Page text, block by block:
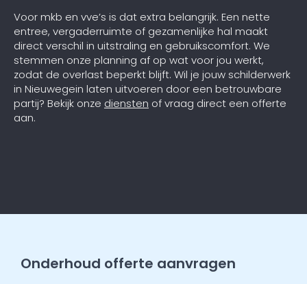
Voor mkb en vve’s is dat extra belangrijk. Een nette
entree, vergaderruimte of gezamenlijke hal maakt
direct verschil in uitstraling en gebruikscomfort. We
stemmen onze planning af op wat voor jou werkt,
zodat de overlast beperkt blijft. Wil je jouw schilderwerk
in Nieuwegein laten uitvoeren door een betrouwbare
partij? Bekijk onze diensten of vraag direct een offerte
aan.
Onderhoud offerte aanvragen